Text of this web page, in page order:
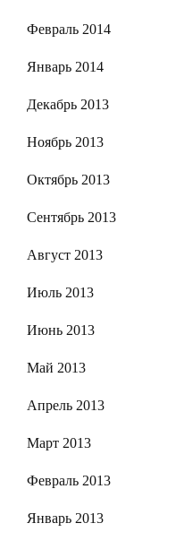
Февраль 2014
Январь 2014
Декабрь 2013
Ноябрь 2013
Октябрь 2013
Сентябрь 2013
Август 2013
Июль 2013
Июнь 2013
Май 2013
Апрель 2013
Март 2013
Февраль 2013
Январь 2013